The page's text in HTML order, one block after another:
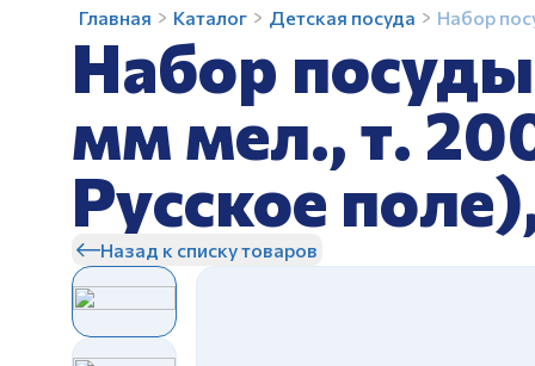
c
Колобок
Главная Каталог Детская посуда Набор
Набор
мм мел., т.
Русское
Назад к списку товаров